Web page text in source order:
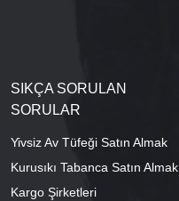
SIKÇA SORULAN
SORULAR
Yivsiz Av Tüfeği Satın Almak
Kurusıkı Tabanca Satın Almak
Kargo Şirketleri